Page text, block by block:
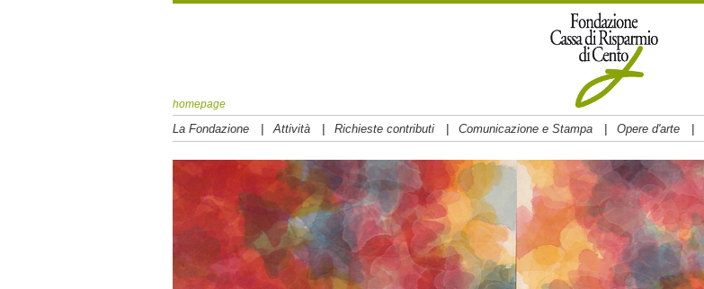
homepage
La Fondazione | Attività | Richieste contributi | Comunicazione e Stampa | Opere d'arte |